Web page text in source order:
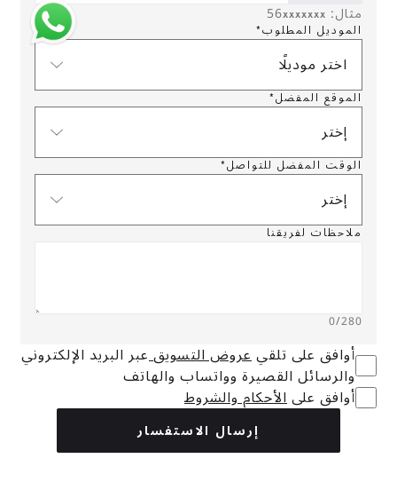
مثال: 56xxxxxxx
الموديل المطلوب*
اختر موديلًا
الموقع المفضل*
إختر
الوقت المفضل للتواصل*
إختر
ملاحظات لفريقنا
0/280
أوافق على تلقيعروض التسويق عبر البريد الإلكتروني
والرسائل القصيرة وواتساب والهاتف
أوافق علىالأحكام والشروط
إرسال الاستفسار